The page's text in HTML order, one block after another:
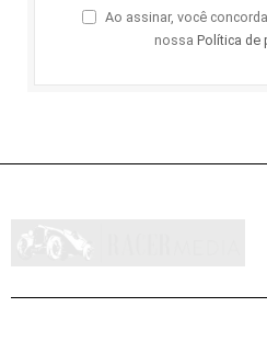
Ao assinar, você
nossa Política de